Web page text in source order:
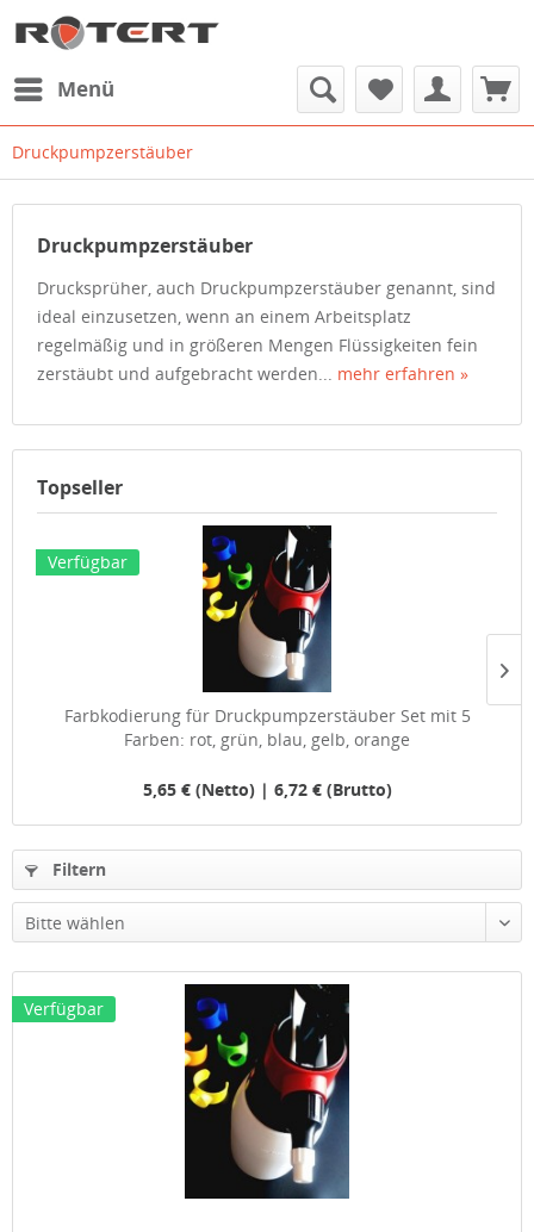
Menü
Druckpumpzerstäuber
Druckpumpzerstäuber
Drucksprüher, auch Druckpumpzerstäuber genannt, sind
ideal einzusetzen, wenn an einem Arbeitsplatz
regelmäßig und in größeren Mengen Flüssigkeiten fein
zerstäubt und aufgebracht werden... mehr erfahren »
Topseller
Verfügbar
Farbkodierung für Druckpumpzerstäuber Set mit 5
Farben: rot, grün, blau, gelb, orange
5,65 € (Netto) | 6,72 € (Brutto)
Filtern
Verfügbar